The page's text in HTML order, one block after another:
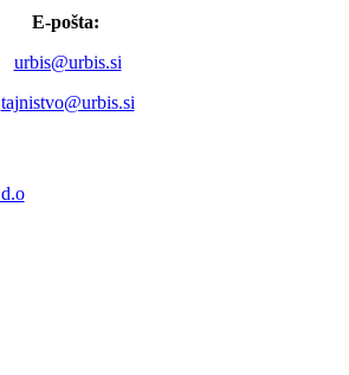
E-pošta:
urbis@urbis.si
tajnistvo@urbis.si